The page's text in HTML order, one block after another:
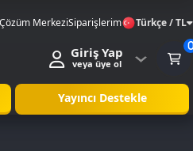
Çözüm MerkeziSiparişlerim Türkçe / TL
Giriş Yap
veya üye ol
Yayıncı Destekle